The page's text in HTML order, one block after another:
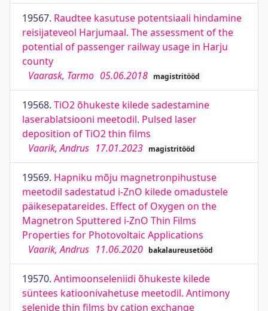
19567. Raudtee kasutuse potentsiaali hindamine
reisijateveol Harjumaal. The assessment of the
potential of passenger railway usage in Harju
county
Vaarask, Tarmo 05.06.2018 magistritööd
19568. TiO2 õhukeste kilede sadestamine
laserablatsiooni meetodil. Pulsed laser
deposition of TiO2 thin films
Vaarik, Andrus 17.01.2023 magistritööd
19569. Hapniku mõju magnetronpihustuse
meetodil sadestatud i-ZnO kilede omadustele
päikesepatareides. Effect of Oxygen on the
Magnetron Sputtered i-ZnO Thin Films
Properties for Photovoltaic Applications
Vaarik, Andrus 11.06.2020 bakalaureusetööd
19570. Antimoonseleniidi õhukeste kilede
süntees katioonivahetuse meetodil. Antimony
selenide thin films by cation exchange